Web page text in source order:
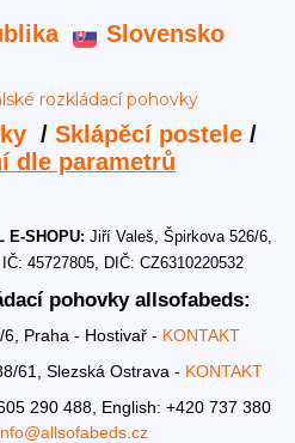
Slovensko
/ Sklápěcí postele/
dle parametrů
E-SHOPU:Jiří Valeš, Špirkova 526/6,
45727805, DIČ: CZ6310220532
pohovky allsofabeds:
Praha - Hostivař - KONTAKT
61, Slezská Ostrava - KONTAKT
290 488, English: +420 737 380